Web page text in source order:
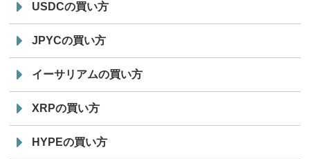
USDCの買い方
JPYCの買い方
イーサリアムの買い方
XRPの買い方
HYPEの買い方